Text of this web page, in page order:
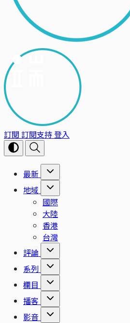
訂閱 訂閱支持登入
最新
地域
國際
大陸
香港
台灣
評論
系列
欄目
播客
影音